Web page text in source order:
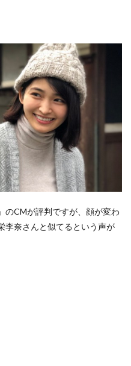
のCMが評判ですが、顔が変わ
李奈さんと似てるという声が